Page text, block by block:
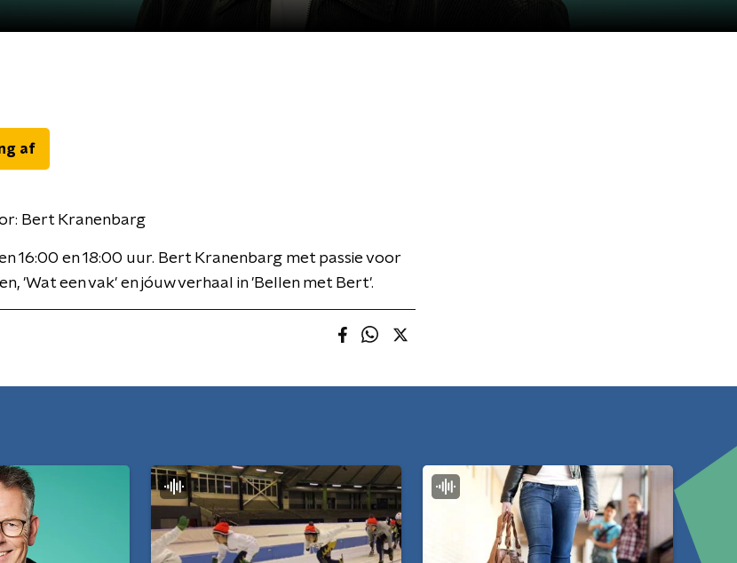
af
Bert Kranenbarg
16:00 en 18:00 uur. Bert Kranenbarg met passie voor
'Wat een vak' en jóuw verhaal in 'Bellen met Bert'.